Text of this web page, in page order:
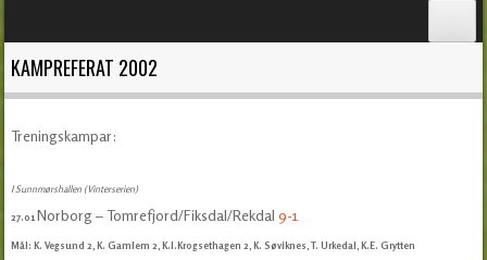
KAMPREFERAT 2002
Treningskampar:
I Sunnmørshallen (Vinterserien)
27.01 Norborg – Tomrefjord/Fiksdal/Rekdal9-1
Mål: K. Vegsund 2, K. Gamlem 2, K.I.Krogsethagen 2, K. Søviknes, T. Urkedal, K.E. Grytten